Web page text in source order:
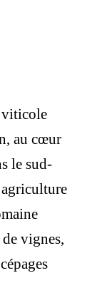
viticole
au cœur
le sud-
vignes,